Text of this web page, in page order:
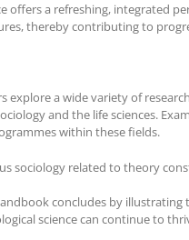
offers a refreshing, integrated
thereby contributing to
explore a wide variety of
and the life sciences.
within these fields.
sociology related to theory
concludes by
science can continue to